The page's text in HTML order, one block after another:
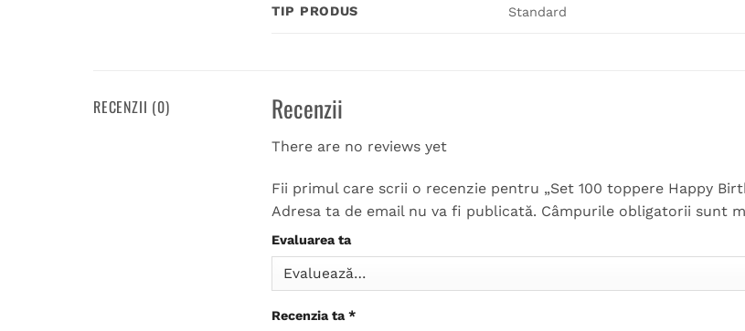
TIP PRODUS Standard
RECENZII (0) Recenzii
There are no reviews yet
Fii primul care scrii o recenzie pentru „Set 100 toppere Happy
Adresa ta de email nu va fi publicată. Câmpurile obligatorii sunt
Evaluarea ta
Recenzia ta *